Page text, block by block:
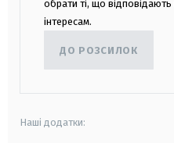
обрати ті, що
інтересам.
ДО РОЗСИЛОК
Наші додатки: